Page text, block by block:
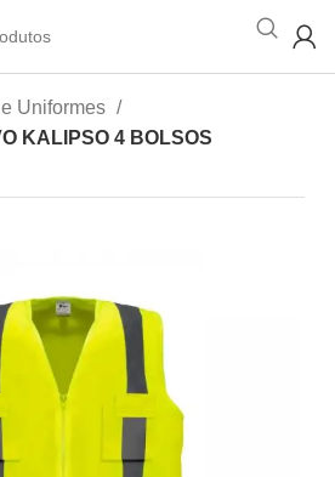
Uniformes
KALIPSO 4 BOLSOS